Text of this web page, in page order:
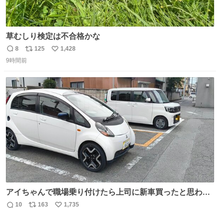
草むしり検定は不合格かな
返
信
8
リ
ポ
ト
数
125
い
数
1,428
9時間前
アイちゃんで職場乗り付けたら上司に新車買ったと思われ
たの嬉しすぎる。 20年落ちの車もやりようによっては新車
10 163 1,735